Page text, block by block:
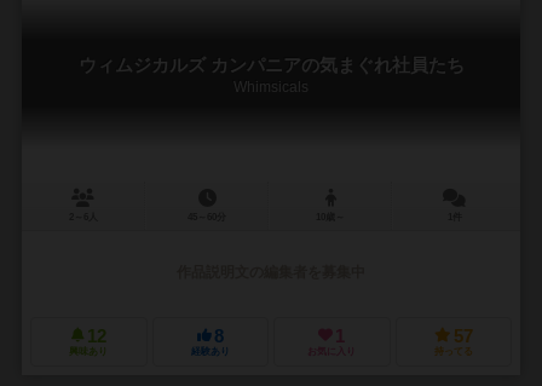
ウィムジカルズ カンパニアの気まぐれ社員たち
Whimsicals
12
興味あり
8
経験あり
1
お気に入り
57
持ってる